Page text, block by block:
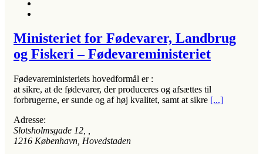
Ministeriet for Fødevarer, Landbrug
og Fiskeri – Fødevareministeriet
Fødevareministeriets hovedformål er :
at sikre, at de fødevarer, der produceres og afsættes til
forbrugerne, er sunde og af høj kvalitet, samt at sikre [...]
Adresse:
Slotsholmsgade 12
1216 København, Hovedstaden